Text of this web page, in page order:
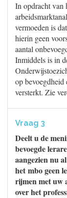
In opdracht van
vermoeden is
hierin geen
aantal
Inmiddels is in
op bevoegdheid
versterkt. Zie
Vraag 3
Deelt u de
bevoegde
aangezien nu
het mbo geen
rijmen met uw
over het